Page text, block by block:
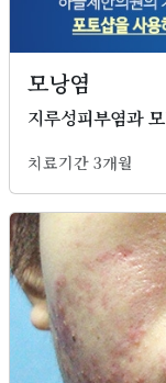
모낭염
지루성피부염과
치료기간 3개월